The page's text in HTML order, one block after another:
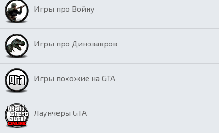
Игры про Войну
Игры про Динозавров
Игры похожие на GTA
Лаунчеры GTA